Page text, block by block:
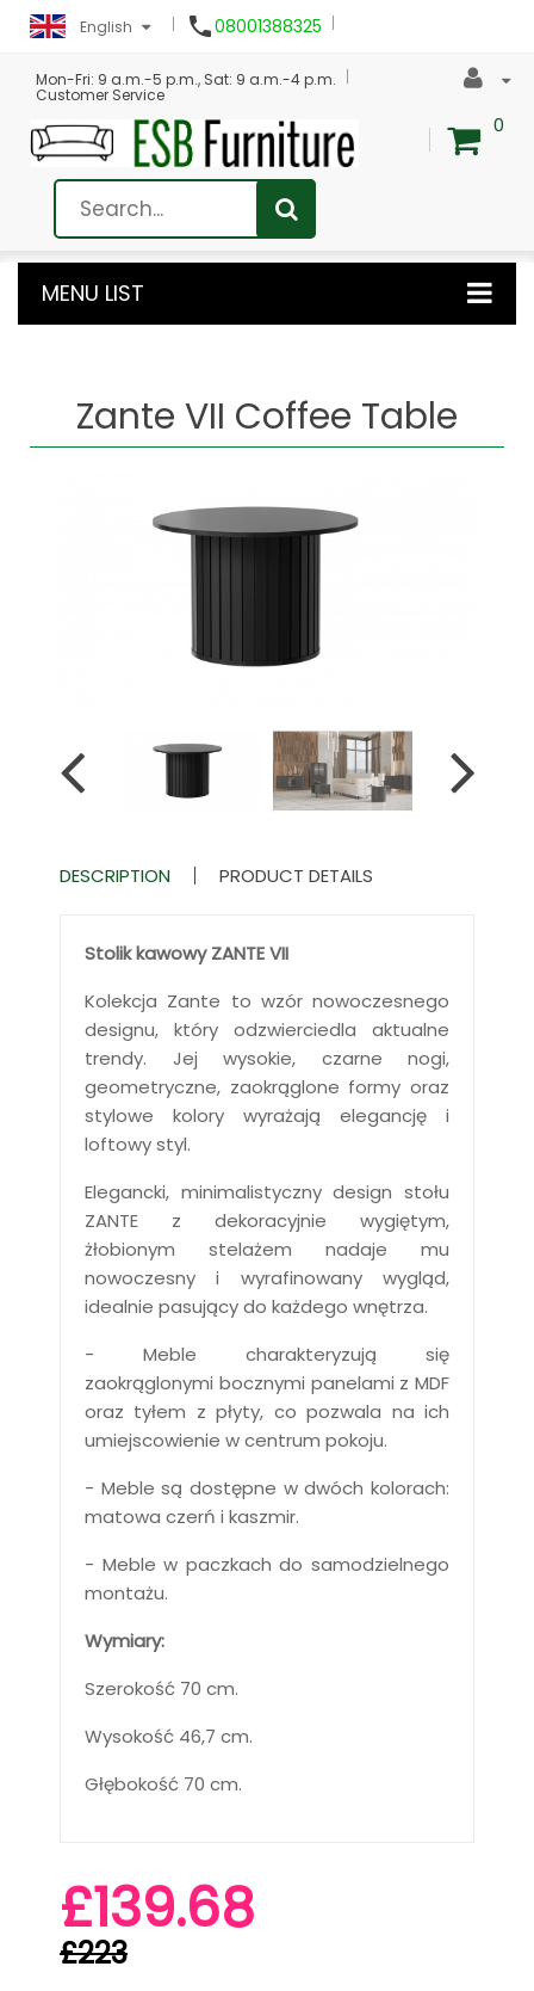
English 08001388325
Mon-Fri: 9 a.m.-5 p.m., Sat: 9 a.m.-4 p.m.
Customer Service
0
MENU LIST
Zante VII Coffee Table
DESCRIPTION PRODUCT DETAILS
Stolik kawowy ZANTE VII
Kolekcja Zante to wzór nowoczesnego
designu, który odzwierciedla aktualne
trendy. Jej wysokie, czarne nogi,
geometryczne, zaokrąglone formy oraz
stylowe kolory wyrażają elegancję i
loftowy styl.
Elegancki, minimalistyczny design stołu
ZANTE z dekoracyjnie wygiętym,
żłobionym stelażem nadaje mu
nowoczesny i wyrafinowany wygląd,
idealnie pasujący do każdego wnętrza.
- Meble charakteryzują się
zaokrąglonymi bocznymi panelami z MDF
oraz tyłem z płyty, co pozwala na ich
umiejscowienie w centrum pokoju.
- Meble są dostępne w dwóch kolorach:
matowa czerń i kaszmir.
- Meble w paczkach do samodzielnego
montażu.
Wymiary:
Szerokość 70 cm.
Wysokość 46,7 cm.
Głębokość 70 cm.
£139.68
£223